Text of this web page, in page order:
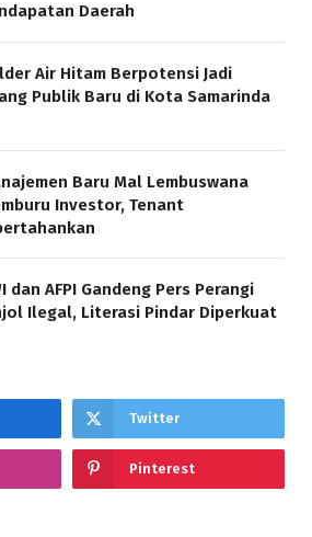
Daerah
Air Hitam Berpotensi Jadi
Publik Baru di Kota Samarinda
Baru Mal Lembuswana
Investor, Tenant
dan AFPI Gandeng Pers Perangi
Ilegal, Literasi Pindar Diperkuat
Twitter
Pinterest